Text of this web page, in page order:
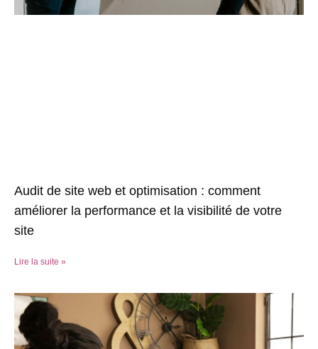
Audit de site web et optimisation : comment
améliorer la performance et la visibilité de votre
site
Lire la suite »